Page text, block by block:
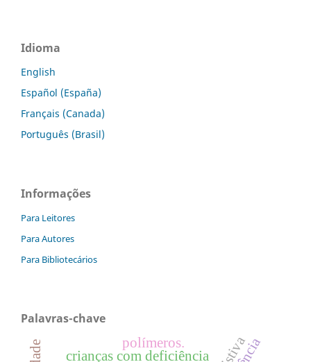
Idioma
English
Español (España)
Français (Canada)
Português (Brasil)
Informações
Para Leitores
Para Autores
Para Bibliotecários
Palavras-chave
crianças com deficiência
polímeros.